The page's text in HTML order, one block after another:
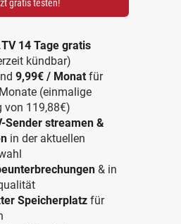
gratis testen!
14 Tage gratis
kündbar)
9,99€ / Monat für
(einmalige
von 119,88€)
Sender streamen &
in der aktuellen
& in
Speicherplatz für